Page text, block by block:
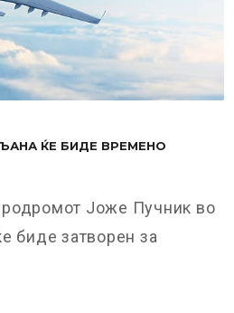
ЌЕ БИДЕ ВРЕМЕНО
Јоже Пучник во
биде затворен за